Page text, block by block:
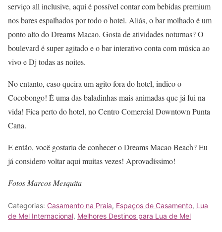
serviço all inclusive, aqui é possível contar com bebidas premium
nos bares espalhados por todo o hotel. Aliás, o bar molhado é um
ponto alto do Dreams Macao. Gosta de atividades noturnas? O
boulevard é super agitado e o bar interativo conta com música ao
vivo e Dj todas as noites.
No entanto, caso queira um agito fora do hotel, indico o
Cocobongo! É uma das baladinhas mais animadas que já fui na
vida! Fica perto do hotel, no Centro Comercial Downtown Punta
Cana.
E então, você gostaria de conhecer o Dreams Macao Beach? Eu
já considero voltar aqui muitas vezes! Aprovadíssimo!
Fotos Marcos Mesquita
Categorias: Casamento na Praia, Espaços de Casamento, Lua
de Mel Internacional, Melhores Destinos para Lua de Mel